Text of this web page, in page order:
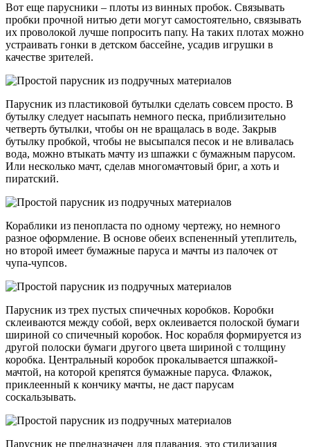
Вот еще парусники – плоты из винных пробок. Связывать
пробки прочной нитью дети могут самостоятельно, связывать
их проволокой лучше попросить папу. На таких плотах можно
устраивать гонки в детском бассейне, усадив игрушки в
качестве зрителей.
Парусник из пластиковой бутылки сделать совсем просто. В
бутылку следует насыпать немного песка, приблизительно
четверть бутылки, чтобы он не вращалась в воде. Закрыв
бутылку пробкой, чтобы не высыпался песок и не вливалась
вода, можно втыкать мачту из шпажки с бумажным парусом.
Или несколько мачт, сделав многомачтовый бриг, а хоть и
пиратский.
Кораблики из пенопласта по одному чертежу, но немного
разное оформление. В основе обеих вспененный утеплитель,
но второй имеет бумажные паруса и мачты из палочек от
чупа-чупсов.
Парусник из трех пустых спичечных коробков. Коробки
склеиваются между собой, верх оклеивается полоской бумаги
шириной со спичечный коробок. Нос корабля формируется из
другой полоски бумаги другого цвета шириной с толщину
коробка. Центральный коробок прокалывается шпажкой-
мачтой, на которой крепятся бумажные паруса. Флажок,
приклеенный к кончику мачты, не даст парусам
соскальзывать.
Парусник не предназначен для плавания, это стилизация